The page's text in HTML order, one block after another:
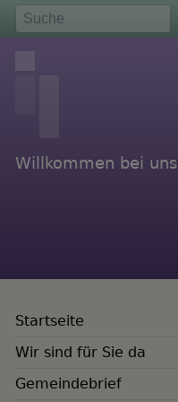
Direkt
zum
Willkommen bei uns
Startseite
Wir sind für Sie da
Gemeindebrief